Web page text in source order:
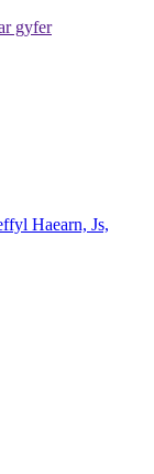
Haearn, Js,